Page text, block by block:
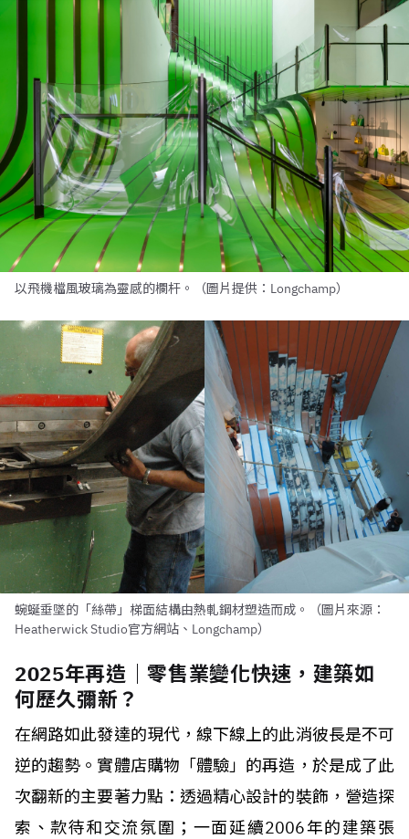
以飛機檔風玻璃為靈感的欄杆。（圖片提供：Longchamp）
蜿蜒垂墜的「絲帶」梯面結構由熱軋鋼材塑造而成。（圖片來源：
Heatherwick Studio官方網站、Longchamp）
2025年再造｜零售業變化快速，建築如
何歷久彌新？
在網路如此發達的現代，線下線上的此消彼長是不可
逆的趨勢。實體店購物「體驗」的再造，於是成了此
次翻新的主要著力點：透過精心設計的裝飾，營造探
索、款待和交流氛圍；一面延續2006年的建築張